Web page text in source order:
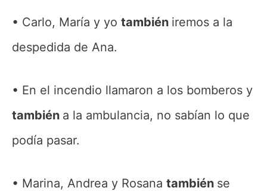
Carlo, María y yo también iremos a la
despedida de Ana.
En el incendio llamaron a los bomberos y
también a la ambulancia, no sabían lo que
podía pasar.
Marina, Andrea y Rosana también se